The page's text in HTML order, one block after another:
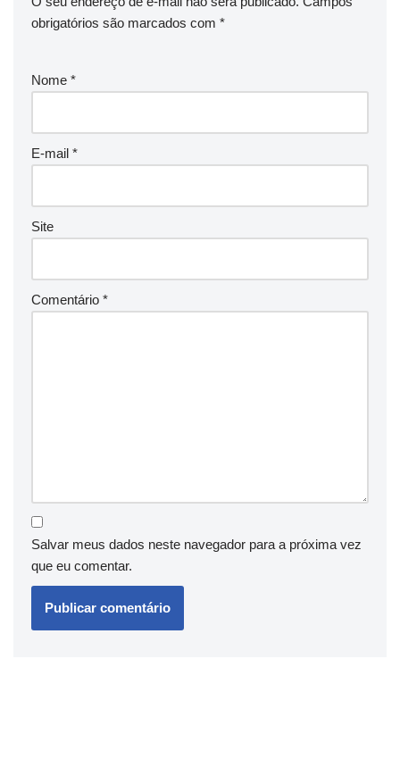
obrigatórios são marcados com *
Nome *
E-mail *
Site
Comentário *
Salvar meus dados neste navegador para a próxima vez
que eu comentar.